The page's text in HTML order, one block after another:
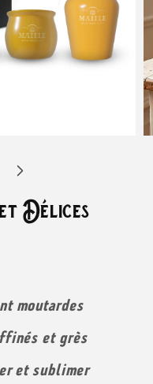
Délices
moutardes
et grès
et sublimer